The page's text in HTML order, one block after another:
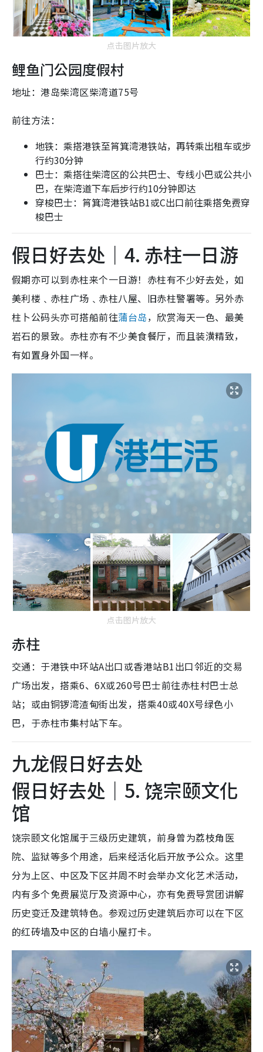
点击图片放大
鲤鱼门公园度假村
地址：港岛柴湾区柴湾道75号
前往方法：
地铁：乘搭港铁至筲箕湾港铁站，再转乘出租车或步
行约30分钟
巴士：乘搭往柴湾区的公共巴士、专线小巴或公共小
巴，在柴湾道下车后步行约10分钟即达
穿梭巴士：筲箕湾港铁站B1或C出口前往乘搭免费穿
梭巴士
假日好去处｜4. 赤柱一日游
假期亦可以到赤柱来个一日游！赤柱有不少好去处，如
美利楼﹑赤柱广场﹑赤柱八屋、旧赤柱警署等。另外赤
柱卜公码头亦可搭船前往蒲台岛，欣赏海天一色、最美
岩石的景致。赤柱亦有不少美食餐厅，而且装潢精致，
有如置身外国一样。
点击图片放大
赤柱
交通：于港铁中环站A出口或香港站B1出口邻近的交易
广场出发，搭乘6、6X或260号巴士前往赤柱村巴士总
站；或由铜锣湾渣甸街出发，搭乘40或40X号绿色小
巴，于赤柱市集村站下车。
九龙假日好去处
假日好去处｜5. 饶宗颐文化
馆
饶宗颐文化馆属于三级历史建筑，前身曾为荔枝角医
院、监狱等多个用途，后来经活化后开放予公众。这里
分为上区、中区及下区并周不时会举办文化艺术活动，
内有多个免费展览厅及资源中心，亦有免费导赏团讲解
历史变迁及建筑特色。参观过历史建筑后亦可以在下区
的红砖墙及中区的白墙小屋打卡。